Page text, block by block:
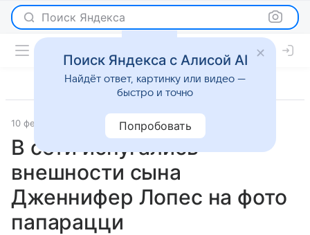
Поиск Яндекса
10 февраля 2026 Lenta.Ru Светская жизнь
В сети испугались
внешности сына
Дженнифер Лопес на фото
папарацци
Поиск Яндекса с Алисой AI
Найдёт ответ, картинку или видео —
быстро и точно
Попробовать